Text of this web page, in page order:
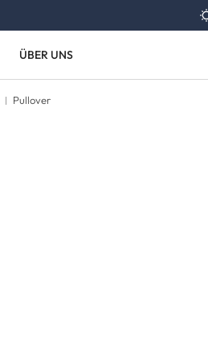
ÜBER UNS
Pullover